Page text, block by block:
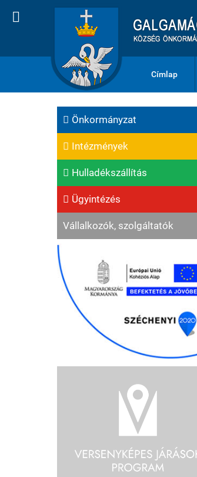
Címlap
Önkormányzat
Intézmények
Hulladékszállítás
Ügyintézés
Vállalkozók, szolgáltatók